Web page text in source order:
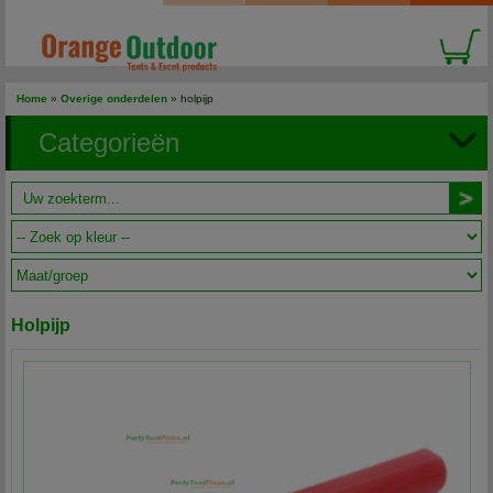
Home » Overige onderdelen » holpijp
Categorieën
Holpijp